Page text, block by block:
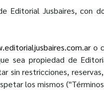
Editorial Jusbaires, con
o
sea propiedad de
sin restricciones,
los mismos